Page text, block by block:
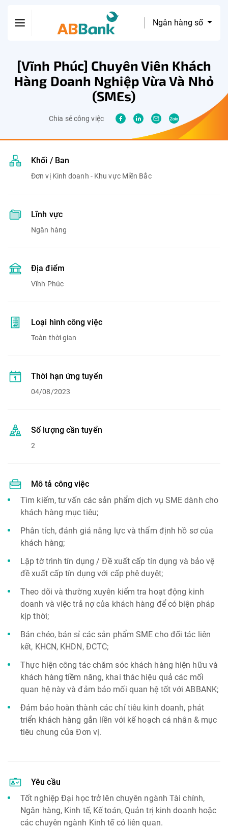
Ngân hàng số
[Vĩnh Phúc] Chuyên Viên Khách
Hàng Doanh Nghiệp Vừa Và Nhỏ
(SMEs)
Chia sẻ công việc
Khối / Ban
Đơn vị Kinh doanh - Khu vực Miền Bắc
Lĩnh vực
Ngân hàng
Địa điểm
Vĩnh Phúc
Loại hình công việc
Toàn thời gian
Thời hạn ứng tuyển
04/08/2023
Số lượng cần tuyển
2
Mô tả công việc
Tìm kiếm, tư vấn các sản phẩm dịch vụ SME dành cho
khách hàng mục tiêu;
Phân tích, đánh giá năng lực và thẩm định hồ sơ của
khách hàng;
Lập tờ trình tín dụng / Đề xuất cấp tín dụng và bảo vệ
đề xuất cấp tín dụng với cấp phê duyệt;
Theo dõi và thường xuyên kiểm tra hoạt động kinh
doanh và việc trả nợ của khách hàng để có biện pháp
kịp thời;
Bán chéo, bán sỉ các sản phẩm SME cho đối tác liên
kết, KHCN, KHDN, ĐCTC;
Thực hiện công tác chăm sóc khách hàng hiện hữu và
khách hàng tiềm năng, khai thác hiệu quả các mối
quan hệ này và đảm bảo mối quan hệ tốt với ABBANK;
Đảm bảo hoàn thành các chỉ tiêu kinh doanh, phát
triển khách hàng gắn liền với kế hoạch cá nhân & mục
tiêu chung của Đơn vị.
Yêu cầu
Tốt nghiệp Đại học trở lên chuyên ngành Tài chính,
Ngân hàng, Kinh tế, Kế toán, Quản trị kinh doanh hoặc
các chuyên ngành Kinh tế có liên quan.